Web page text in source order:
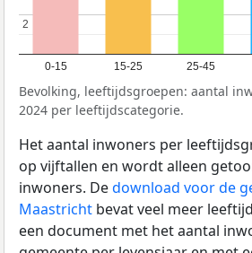
0-15 15-25 25-45
2
2
Bevolking, leeftijdsgroepen: aantal
2024 per leeftijdscategorie.
Het aantal inwoners per
op vijftallen en wordt alleen
inwoners. Dedownload voor de
Maastricht bevat veel meer
een document met het aantal